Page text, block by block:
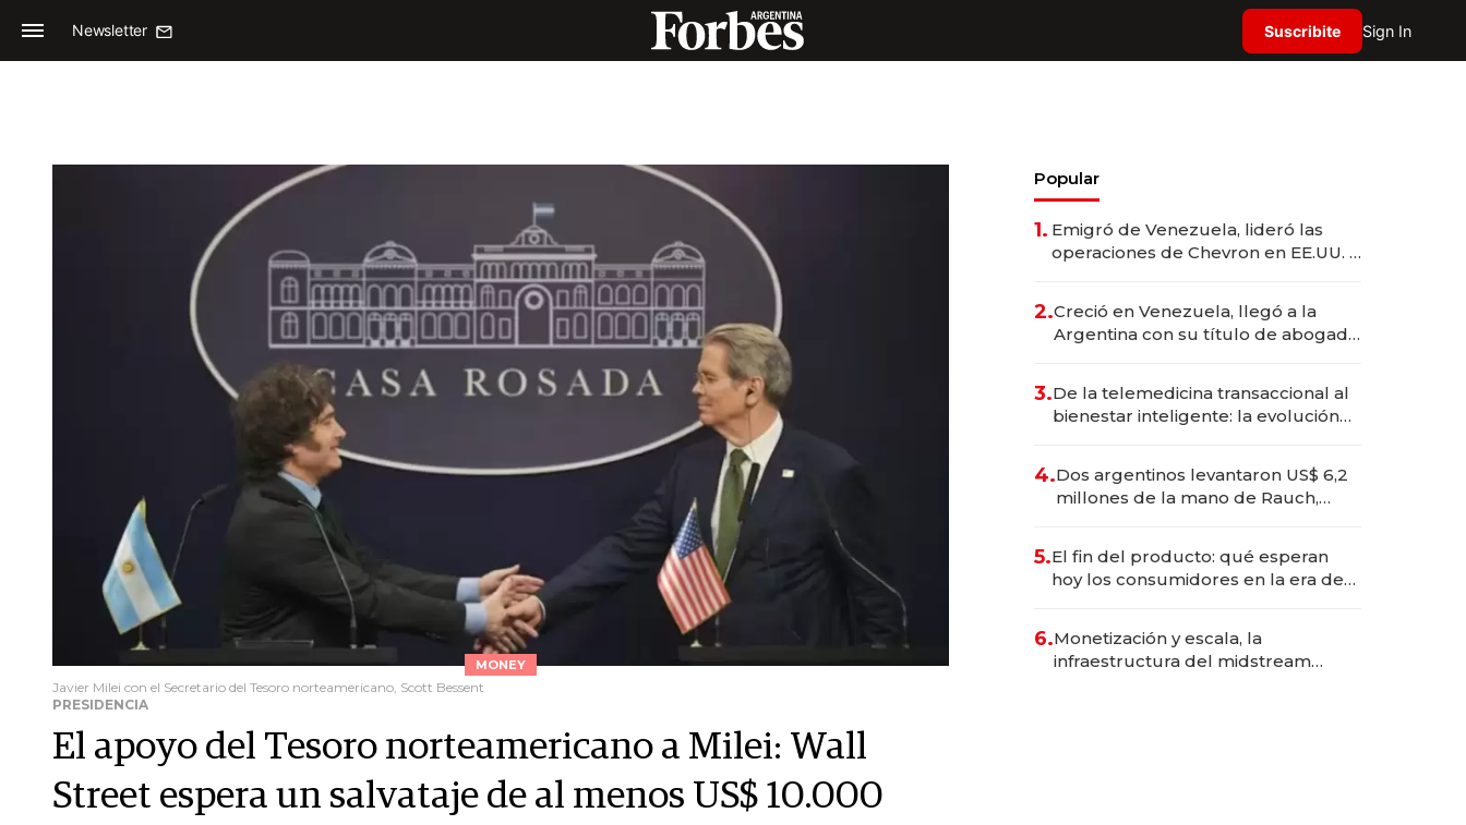
Newsletter Suscribite Sign In
MONEY
Javier Milei con el Secretario del Tesoro norteamericano, Scott Bessent
PRESIDENCIA
El apoyo del Tesoro norteamericano a Milei: Wall
Street espera un salvataje de al menos US$ 10.000
Popular
1. Emigró de Venezuela, lideró las
operaciones de Chevron en EE.UU. y
2.Creció en Venezuela, llegó a la
Argentina con su título de abogado
marcas "fast premium"
3.De la telemedicina transaccional al
bienestar inteligente: la evolución
4.Dos argentinos levantaron US$ 6,2
millones de la mano de Rauch,
5.El fin del producto: qué esperan
hoy los consumidores en la era de
6.Monetización y escala, la
infraestructura del midstream